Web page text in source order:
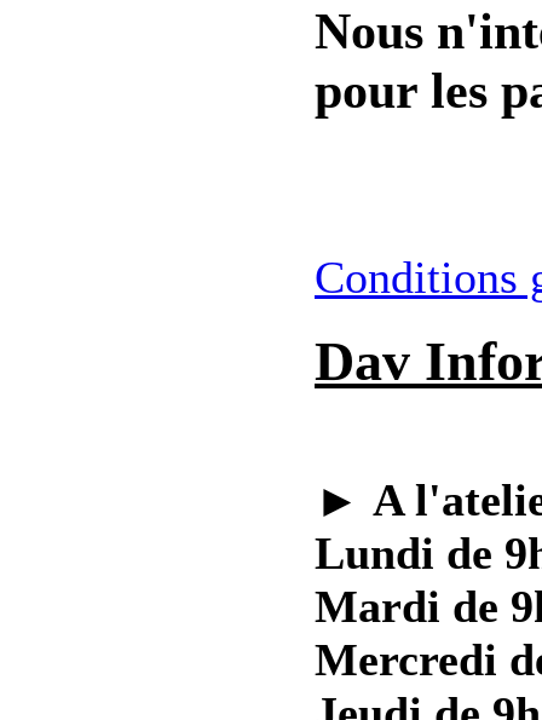
Nous
pour les
Conditions
Dav
► A
Lundi de
Mardi de
Mercredi